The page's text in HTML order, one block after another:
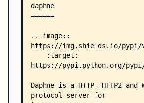
    │   ├── server.py
    │   ├── testing.py
    │   ├── ws_protocol.py
    │   ├── management/
    │   │   ├── __init__.py
    │   │   └── commands/
│   │       └──
    │   └── twisted/